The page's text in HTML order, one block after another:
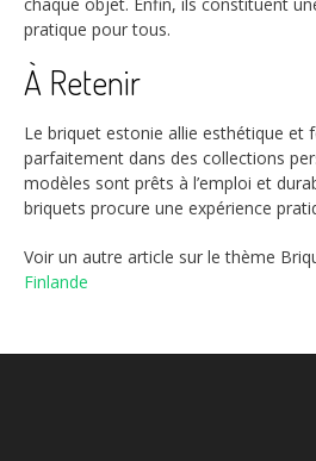
pratique pour tous.
À Retenir
Le briquet estonie allie esthétique et
parfaitement dans des collections
modèles sont prêts à l’emploi et
briquets procure une expérience
Voir un autre article sur le thème
Finlande